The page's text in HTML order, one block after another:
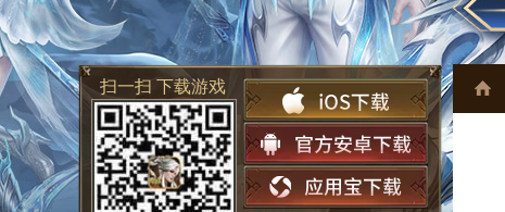
扫一扫 下载游戏